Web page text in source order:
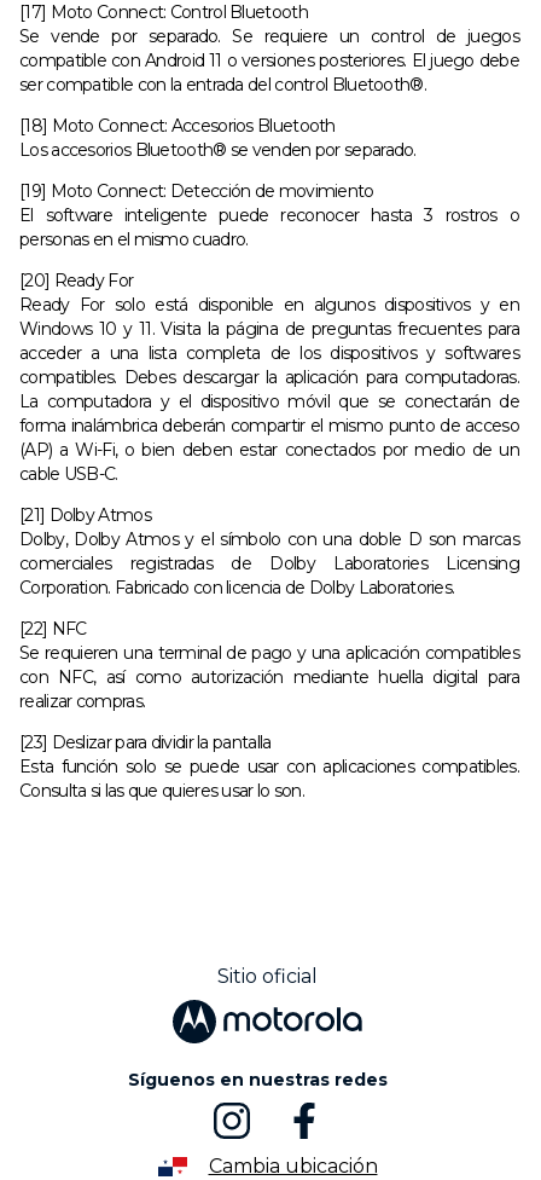
[17] Moto Connect: Control Bluetooth
Se vende por separado. Se requiere un control de juegos
compatible con Android 11 o versiones posteriores. El juego debe
ser compatible con la entrada del control Bluetooth®.
[18] Moto Connect: Accesorios Bluetooth
Los accesorios Bluetooth® se venden por separado.
[19] Moto Connect: Detección de movimiento
El software inteligente puede reconocer hasta 3 rostros o
personas en el mismo cuadro.
[20] Ready For
Ready For solo está disponible en algunos dispositivos y en
Windows 10 y 11. Visita la página de preguntas frecuentes para
acceder a una lista completa de los dispositivos y softwares
compatibles. Debes descargar la aplicación para computadoras.
La computadora y el dispositivo móvil que se conectarán de
forma inalámbrica deberán compartir el mismo punto de acceso
(AP) a Wi-Fi, o bien deben estar conectados por medio de un
cable USB-C.
[21] Dolby Atmos
Dolby, Dolby Atmos y el símbolo con una doble D son marcas
comerciales registradas de Dolby Laboratories Licensing
Corporation. Fabricado con licencia de Dolby Laboratories.
[22] NFC
Se requieren una terminal de pago y una aplicación compatibles
con NFC, así como autorización mediante huella digital para
realizar compras.
[23] Deslizar para dividir la pantalla
Esta función solo se puede usar con aplicaciones compatibles.
Consulta si las que quieres usar lo son.
Sitio oficial
Síguenos en nuestras redes
Cambia ubicación